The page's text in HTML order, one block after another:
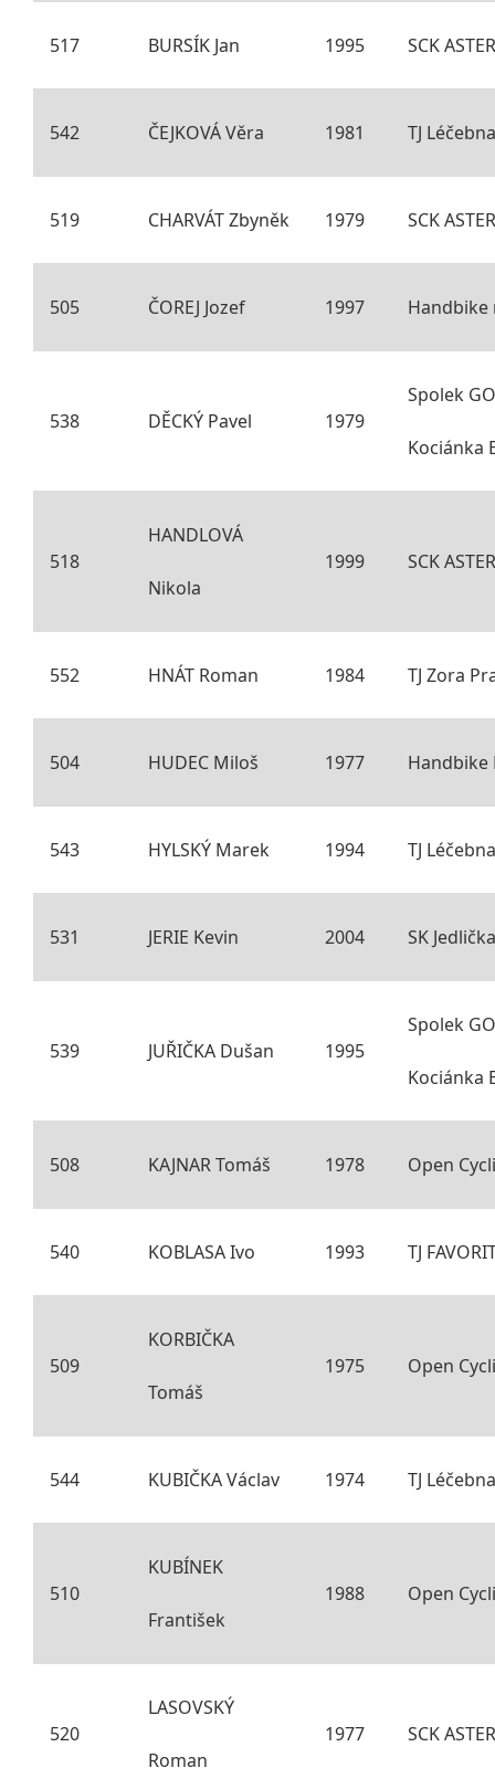
517 BURSÍK Jan 1995 SCK
542 ČEJKOVÁ Věra 1981 TJ
519 CHARVÁT Zbyněk 1979 SCK
505 ČOREJ Jozef 1997 Handbike
538 DĚCKÝ Pavel 1979
Spolek
Kociánka
518
HANDLOVÁ
Nikola
1999 SCK
552 HNÁT Roman 1984 TJ Zora
504 HUDEC Miloš 1977 Handbike
543 HYLSKÝ Marek 1994 TJ
531 JERIE Kevin 2004 SK
539 JUŘIČKA Dušan 1995
Spolek
Kociánka
508 KAJNAR Tomáš 1978 Open
540 KOBLASA Ivo 1993 TJ
509
KORBIČKA
Tomáš
1975 Open
544 KUBIČKA Václav 1974 TJ
510
KUBÍNEK
František
1988 Open
520
LASOVSKÝ
Roman
1977 SCK